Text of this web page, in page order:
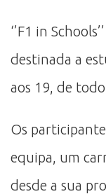
‘’F1 in
destinada a
aos 19, de
Os
equipa, um
desde a sua